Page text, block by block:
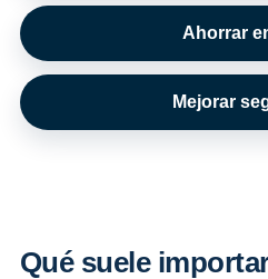
Ahorrar
Mejorar
Qué suele